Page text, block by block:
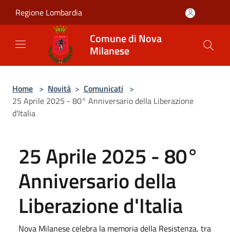
Regione Lombardia
Comune di Nova
Milanese
Home > Novità > Comunicati >
25 Aprile 2025 - 80° Anniversario della Liberazione
d'Italia
25 Aprile 2025 - 80°
Anniversario della
Liberazione d'Italia
Nova Milanese celebra la memoria della Resistenza, tra